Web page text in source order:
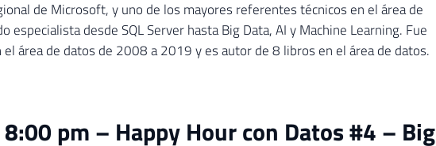
de Microsoft, y uno de los mayores referentes técnicos en el área de
especialista desde SQL Server hasta Big Data, AI y Machine Learning. Fue
área de datos de 2008 a 2019 y es autor de 8 libros en el área de datos.
pm – Happy Hour con Datos #4 – Big